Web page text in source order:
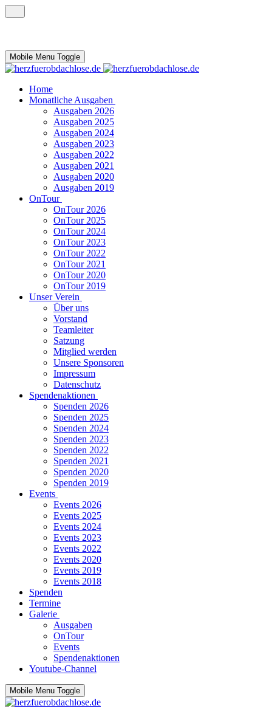
Mobile Menu Toggle
Home
Monatliche Ausgaben
Ausgaben 2026
Ausgaben 2025
Ausgaben 2024
Ausgaben 2023
Ausgaben 2022
Ausgaben 2021
Ausgaben 2020
Ausgaben 2019
OnTour
OnTour 2026
OnTour 2025
OnTour 2024
OnTour 2023
OnTour 2022
OnTour 2021
OnTour 2020
OnTour 2019
Unser Verein
Über uns
Vorstand
Teamleiter
Satzung
Mitglied werden
Unsere Sponsoren
Impressum
Datenschutz
Spendenaktionen
Spenden 2026
Spenden 2025
Spenden 2024
Spenden 2023
Spenden 2022
Spenden 2021
Spenden 2020
Spenden 2019
Events
Events 2026
Events 2025
Events 2024
Events 2023
Events 2022
Events 2020
Events 2019
Events 2018
Spenden
Termine
Galerie
Ausgaben
OnTour
Events
Spendenaktionen
Youtube-Channel
Mobile Menu Toggle